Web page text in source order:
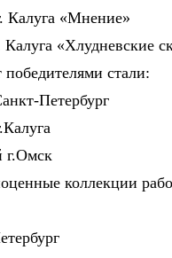
Калуга «Мнение»
«Хлудневские
стали:
Петербург
г.Омск
коллекции